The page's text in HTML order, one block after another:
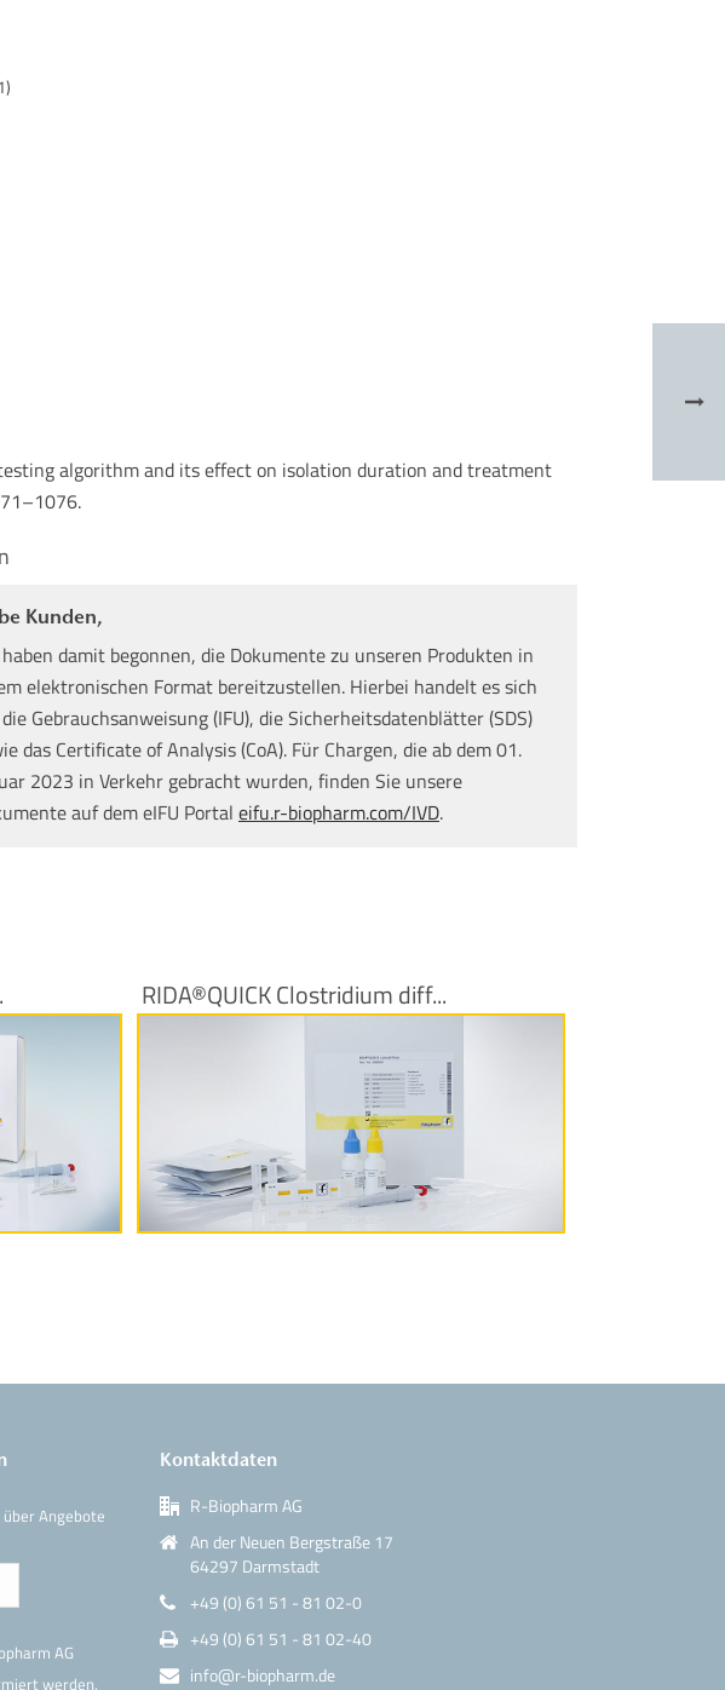
algorithm and its effect on isolation duration and treatment
Kunden,
damit begonnen, die Dokumente zu unseren Produkten in
elektronischen Format bereitzustellen. Hierbei handelt es sich
Gebrauchsanweisung (IFU), die Sicherheitsdatenblätter (SDS)
das Certificate of Analysis (CoA). Für Chargen, die ab dem 01.
2023 in Verkehr gebracht wurden, finden Sie unsere
auf dem eIFU Portal eifu.r-biopharm.com/IVD.
RIDA®QUICK Clostridium diff...
Produktinformationen
Angebote
AG
werden.
Kontaktdaten
R-Biopharm AG
An der Neuen Bergstraße 17
64297 Darmstadt
+49 (0) 61 51 - 81 02-0
+49 (0) 61 51 - 81 02-40
info@r-biopharm.de